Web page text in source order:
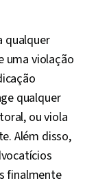
qualquer
uma violação
qualquer
ou viola
Além disso,
finalmente